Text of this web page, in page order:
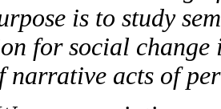
is to study
for social change
narrative acts of